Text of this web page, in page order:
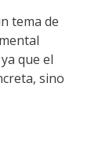
tema de
que el
sino